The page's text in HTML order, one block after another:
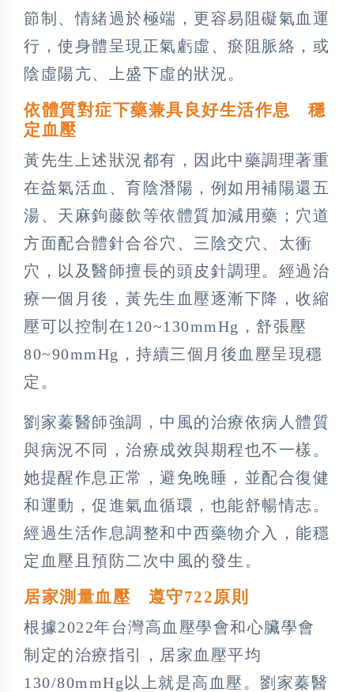
節制、情緒過於極端，更容易阻礙氣血運
行，使身體呈現正氣虧虛、瘀阻脈絡，或
陰虛陽亢、上盛下虛的狀況。
依體質對症下藥兼具良好生活作息 穩
定血壓
黃先生上述狀況都有，因此中藥調理著重
在益氣活血、育陰潛陽，例如用補陽還五
湯、天麻鉤藤飲等依體質加減用藥；穴道
方面配合體針合谷穴、三陰交穴、太衝
穴，以及醫師擅長的頭皮針調理。經過治
療一個月後，黃先生血壓逐漸下降，收縮
壓可以控制在120~130mmHg，舒張壓
80~90mmHg，持續三個月後血壓呈現穩
定。
劉家蓁醫師強調，中風的治療依病人體質
與病況不同，治療成效與期程也不一樣。
她提醒作息正常，避免晚睡，並配合復健
和運動，促進氣血循環，也能舒暢情志。
經過生活作息調整和中西藥物介入，能穩
定血壓且預防二次中風的發生。
居家測量血壓 遵守722原則
根據2022年台灣高血壓學會和心臟學會
制定的治療指引，居家血壓平均
130/80mmHg以上就是高血壓。劉家蓁醫